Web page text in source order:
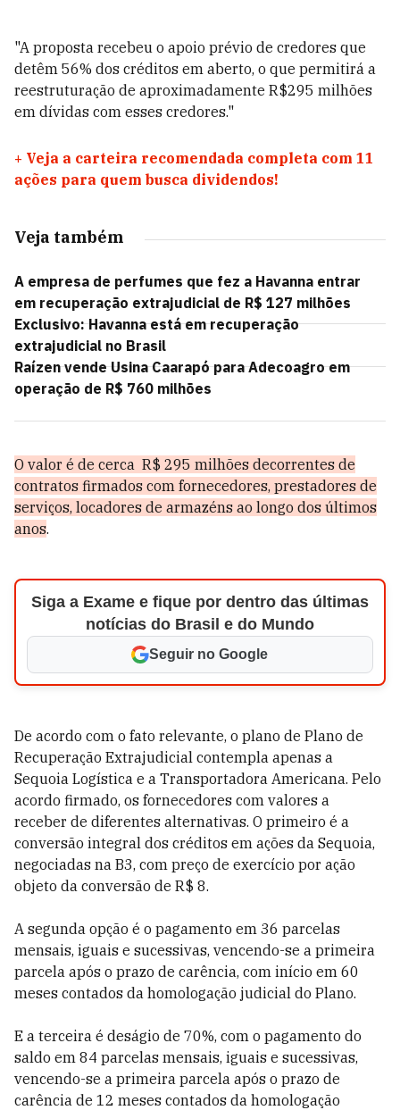
"A proposta recebeu o apoio prévio de credores que
detêm 56% dos créditos em aberto, o que permitirá a
reestruturação de aproximadamente R$295 milhões
em dívidas com esses credores."
+ Veja a carteira recomendada completa com 11
ações para quem busca dividendos!
Veja também
A empresa de perfumes que fez a Havanna entrar
em recuperação extrajudicial de R$ 127 milhões
Exclusivo: Havanna está em recuperação
extrajudicial no Brasil
Raízen vende Usina Caarapó para Adecoagro em
operação de R$ 760 milhões
O valor é de cerca R$ 295 milhões decorrentes de
contratos firmados com fornecedores, prestadores de
serviços, locadores de armazéns ao longo dos últimos
anos.
Siga a Exame e fique por dentro das últimas
notícias do Brasil e do Mundo
Seguir no Google
De acordo com o fato relevante, o plano de Plano de
Recuperação Extrajudicial contempla apenas a
Sequoia Logística e a Transportadora Americana. Pelo
acordo firmado, os fornecedores com valores a
receber de diferentes alternativas. O primeiro é a
conversão integral dos créditos em ações da Sequoia,
negociadas na B3, com preço de exercício por ação
objeto da conversão de R$ 8.
A segunda opção é o pagamento em 36 parcelas
mensais, iguais e sucessivas, vencendo-se a primeira
parcela após o prazo de carência, com início em 60
meses contados da homologação judicial do Plano.
E a terceira é deságio de 70%, com o pagamento do
saldo em 84 parcelas mensais, iguais e sucessivas,
vencendo-se a primeira parcela após o prazo de
carência de 12 meses contados da homologação